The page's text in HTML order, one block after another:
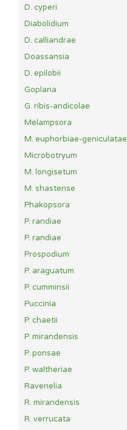
D. cyperi
Diabolidium
D. calliandrae
Doassansia
D. epilobii
Goplana
G. ribis-andicolae
Melampsora
M. euphorbiae-geniculatae
Microbotryum
M. longisetum
M. shastense
Phakopsora
P. randiae
P. randiae
Prospodium
P. araguatum
P. cumminsii
Puccinia
P. chaetii
P. mirandensis
P. ponsae
P. waltheriae
Ravenelia
R. mirandensis
R. verrucata